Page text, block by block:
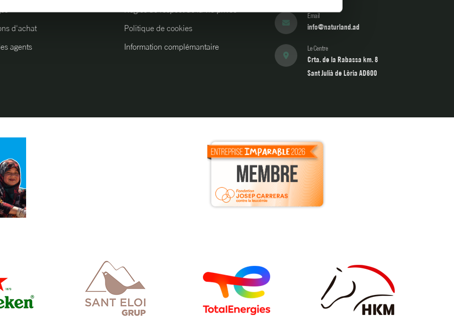
d'achat
agents
Règles de respect de la vie privée
Politique de cookies
Information complémantaire
Email
info@naturland.ad
Le Centre
Crta. de la Rabassa km. 8
Sant Julià de Lòria AD600